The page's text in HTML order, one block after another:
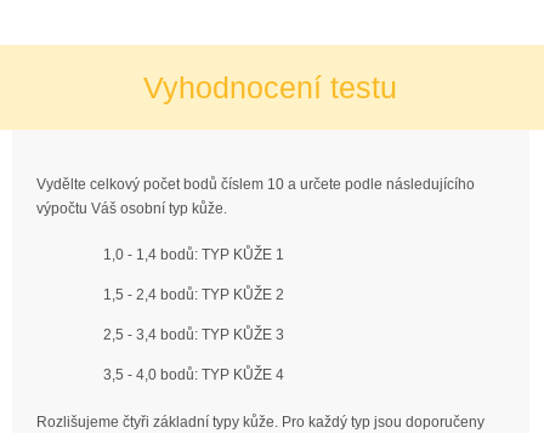
Vyhodnocení testu
Vydělte celkový počet bodů číslem 10 a určete podle následujícího
výpočtu Váš osobní typ kůže.
1,0 - 1,4 bodů: TYP KŮŽE 1
1,5 - 2,4 bodů: TYP KŮŽE 2
2,5 - 3,4 bodů: TYP KŮŽE 3
3,5 - 4,0 bodů: TYP KŮŽE 4
Rozlišujeme čtyři základní typy kůže. Pro každý typ jsou doporučeny